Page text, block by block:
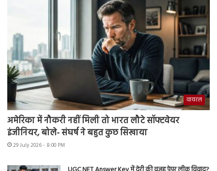
वायरल
अमेरिका में नौकरी नहीं मिली तो भारत लौटे सॉफ्टवेयर
इंजीनियर, बोले- संघर्ष ने बहुत कुछ सिखाया
29 July 2026 - 8:00 PM